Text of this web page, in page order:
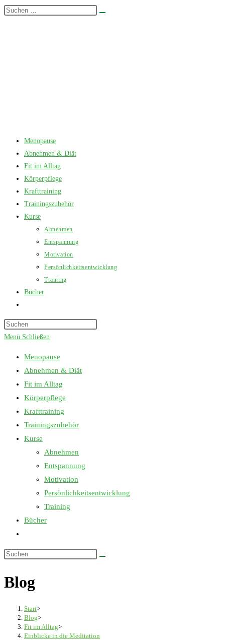
Zum
Diese
Menopause
Abnehmen & Diät
Fit im Alltag
Körperpflege
Krafttraining
Trainingszubehör
Kurse
Abnehmen
Entspannung
Motivation
Persönlichkeitsentwicklung
Training
Bücher
umschalten
Menü Schließen
Menopause
Abnehmen & Diät
Fit im Alltag
Körperpflege
Krafttraining
Trainingszubehör
Kurse
Abnehmen
Entspannung
Motivation
Persönlichkeitsentwicklung
Training
Bücher
umschalten
Diese
durchsuchen
Blog
Start>
Blog>
Fit im Alltag>
Einblicke in die Meditation